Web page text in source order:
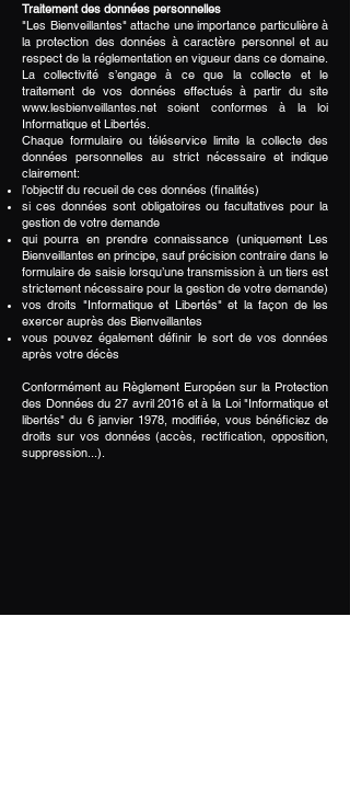
Traitement des données personnelles
"Les Bienveillantes" attache une importance particulière à
la protection des données à caractère personnel et au
respect de la réglementation en vigueur dans ce domaine.
La collectivité s’engage à ce que la collecte et le
traitement de vos données effectués à partir du site
www.lesbienveillantes.net soient conformes à la loi
Informatique et Libertés.
Chaque formulaire ou téléservice limite la collecte des
données personnelles au strict nécessaire et indique
clairement:
l’objectif du recueil de ces données (finalités)
si ces données sont obligatoires ou facultatives pour la
gestion de votre demande
qui pourra en prendre connaissance (uniquement Les
Bienveillantes en principe, sauf précision contraire dans le
formulaire de saisie lorsqu’une transmission à un tiers est
strictement nécessaire pour la gestion de votre demande)
vos droits "Informatique et Libertés" et la façon de les
exercer auprès des Bienveillantes
vous pouvez également définir le sort de vos données
après votre décès
Conformément au Règlement Européen sur la Protection
des Données du 27 avril 2016 et à la Loi "Informatique et
libertés" du 6 janvier 1978, modifiée, vous bénéficiez de
droits sur vos données (accès, rectification, opposition,
suppression...).